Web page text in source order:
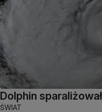
Dolphin
ŚWIAT